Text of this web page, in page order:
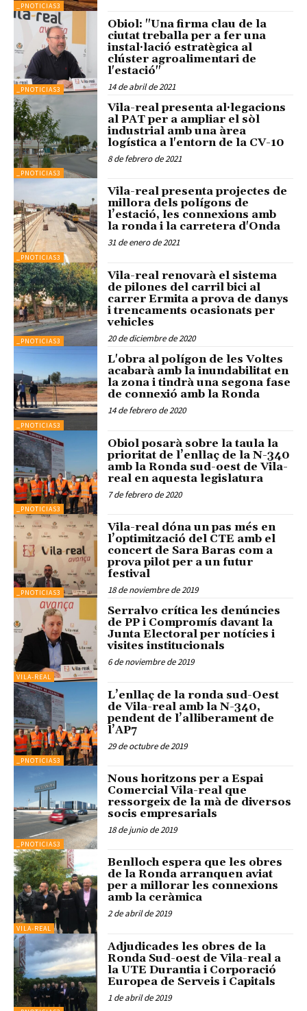
_PNOTICIAS3
_PNOTICIAS3
Obiol: "Una firma clau de la
ciutat treballa per a fer una
instal·lació estratègica al
clúster agroalimentari de
l'estació"
14 de abril de 2021
_PNOTICIAS3
Vila-real presenta al·legacions
al PAT per a ampliar el sòl
industrial amb una àrea
logística a l'entorn de la CV-10
8 de febrero de 2021
_PNOTICIAS3
Vila-real presenta projectes de
millora dels polígons de
l’estació, les connexions amb
la ronda i la carretera d'Onda
31 de enero de 2021
_PNOTICIAS3
Vila-real renovarà el sistema
de pilones del carril bici al
carrer Ermita a prova de danys
i trencaments ocasionats per
vehicles
20 de diciembre de 2020
_PNOTICIAS3
L'obra al polígon de les Voltes
acabarà amb la inundabilitat en
la zona i tindrà una segona fase
de connexió amb la Ronda
14 de febrero de 2020
_PNOTICIAS3
Obiol posarà sobre la taula la
prioritat de l’enllaç de la N-340
amb la Ronda sud-oest de Vila-
real en aquesta legislatura
7 de febrero de 2020
_PNOTICIAS3
Vila-real dóna un pas més en
l’optimització del CTE amb el
concert de Sara Baras com a
prova pilot per a un futur
festival
18 de noviembre de 2019
VILA-REAL
Serralvo crítica les denúncies
de PP i Compromís davant la
Junta Electoral per notícies i
visites institucionals
6 de noviembre de 2019
_PNOTICIAS3
L’enllaç de la ronda sud-Oest
de Vila-real amb la N-340,
pendent de l’alliberament de
l’AP7
29 de octubre de 2019
_PNOTICIAS3
Nous horitzons per a Espai
Comercial Vila-real que
ressorgeix de la mà de diversos
socis empresarials
18 de junio de 2019
VILA-REAL
Benlloch espera que les obres
de la Ronda arranquen aviat
per a millorar les connexions
amb la ceràmica
2 de abril de 2019
Adjudicades les obres de la
Ronda Sud-oest de Vila-real a
la UTE Durantia i Corporació
Europea de Serveis i Capitals
1 de abril de 2019